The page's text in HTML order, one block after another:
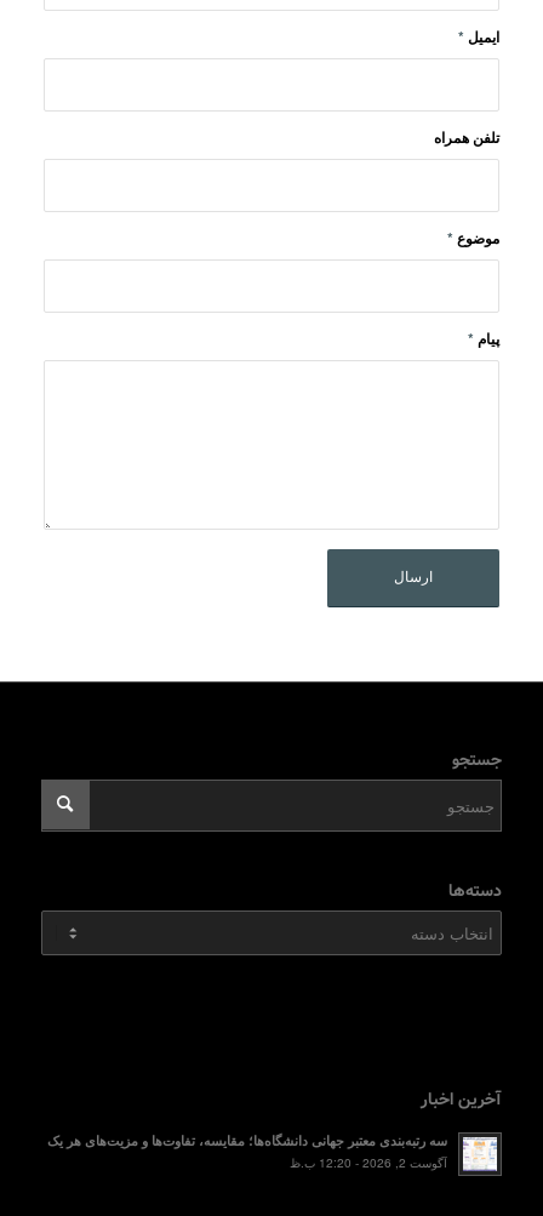
ایمیل *
تلفن همراه
موضوع *
پیام *
جستجو
دسته‌ها
آخرین اخبار
سه رتبه‌بندی معتبر جهانی دانشگاه‌ها؛ مقایسه، تفاوت‌ها و مزیت‌های هر یک
آگوست 2, 2026 - 12:20 ب.ظ